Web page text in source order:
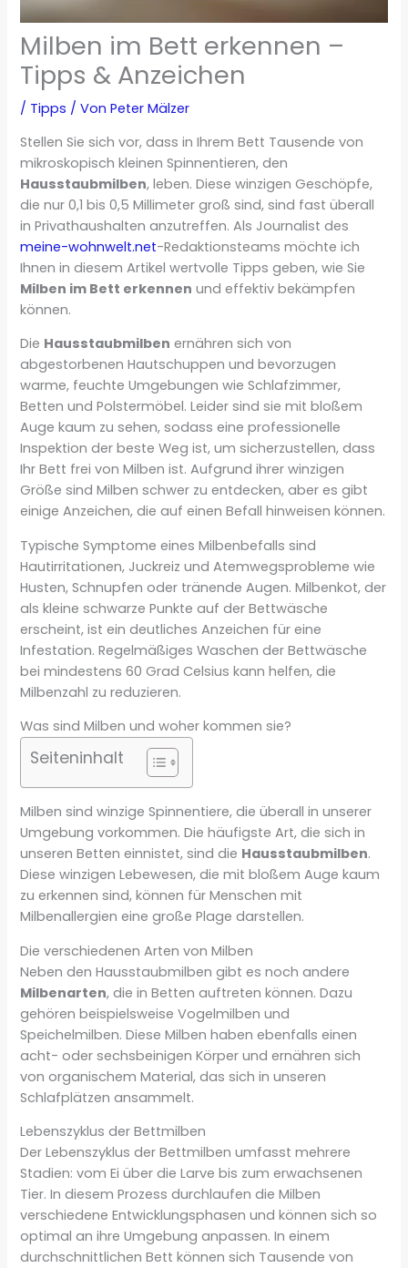
Milben im Bett erkennen –
Tipps & Anzeichen
/ Tipps / VonPeter Mälzer
Stellen Sie sich vor, dass in Ihrem Bett Tausende von
mikroskopisch kleinen Spinnentieren, den
Hausstaubmilben, leben. Diese winzigen Geschöpfe,
die nur 0,1 bis 0,5 Millimeter groß sind, sind fast überall
in Privathaushalten anzutreffen. Als Journalist des
meine-wohnwelt.net-Redaktionsteams möchte ich
Ihnen in diesem Artikel wertvolle Tipps geben, wie Sie
Milben im Bett erkennen und effektiv bekämpfen
können.
Die Hausstaubmilben ernähren sich von
abgestorbenen Hautschuppen und bevorzugen
warme, feuchte Umgebungen wie Schlafzimmer,
Betten und Polstermöbel. Leider sind sie mit bloßem
Auge kaum zu sehen, sodass eine professionelle
Inspektion der beste Weg ist, um sicherzustellen, dass
Ihr Bett frei von Milben ist. Aufgrund ihrer winzigen
Größe sind Milben schwer zu entdecken, aber es gibt
einige Anzeichen, die auf einen Befall hinweisen können.
Typische Symptome eines Milbenbefalls sind
Hautirritationen, Juckreiz und Atemwegsprobleme wie
Husten, Schnupfen oder tränende Augen. Milbenkot, der
als kleine schwarze Punkte auf der Bettwäsche
erscheint, ist ein deutliches Anzeichen für eine
Infestation. Regelmäßiges Waschen der Bettwäsche
bei mindestens 60 Grad Celsius kann helfen, die
Milbenzahl zu reduzieren.
Was sind Milben und woher kommen sie?
Seiteninhalt
Milben sind winzige Spinnentiere, die überall in unserer
Umgebung vorkommen. Die häufigste Art, die sich in
unseren Betten einnistet, sind die Hausstaubmilben.
Diese winzigen Lebewesen, die mit bloßem Auge kaum
zu erkennen sind, können für Menschen mit
Milbenallergien eine große Plage darstellen.
Die verschiedenen Arten von Milben
Neben den Hausstaubmilben gibt es noch andere
Milbenarten, die in Betten auftreten können. Dazu
gehören beispielsweise Vogelmilben und
Speichelmilben. Diese Milben haben ebenfalls einen
acht- oder sechsbeinigen Körper und ernähren sich
von organischem Material, das sich in unseren
Schlafplätzen ansammelt.
Lebenszyklus der Bettmilben
Der Lebenszyklus der Bettmilben umfasst mehrere
Stadien: vom Ei über die Larve bis zum erwachsenen
Tier. In diesem Prozess durchlaufen die Milben
verschiedene Entwicklungsphasen und können sich so
optimal an ihre Umgebung anpassen. In einem
durchschnittlichen Bett können sich Tausende von